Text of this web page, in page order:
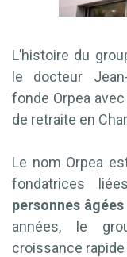
L’histoire du
le docteur
fonde Orpea avec
de retraite en
Le nom Orpea
fondatrices
personnes
années, le
croissance